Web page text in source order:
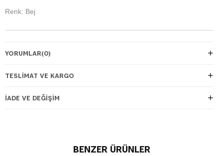
Renk: Bej
YORUMLAR(0)
TESLIMAT VE KARGO
İADE VE DEĞIŞIM
BENZER ÜRÜNLER